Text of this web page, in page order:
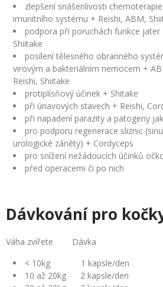
zlepšení snášenlivosti
imunitního systému + Reishi, ABM,
podpora při poruchách funkce jater
Shiitake
posílení tělesného obranného
virovým a bakteriálním nemocem +
Reishi, Shiitake
protiplísňový účinek + Shitake
při únavových stavech + Reishi,
při napadení parazity a patogeny
pro podporu regenerace sliznic
urologické záněty) + Cordyceps
pro snížení nežádoucích účinků
před operacemi či po nich
Dávkování pro
Váha zvířete Dávka
< 10kg 1 kapsle/den
10 až 20kg 2 kapsle/den